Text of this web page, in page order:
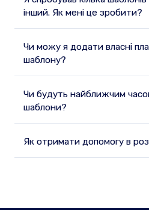
інший. Як мені це зробити?
Чи можу я додати власні
шаблону?
Чи будуть найближчим
шаблони?
Як отримати допомогу в